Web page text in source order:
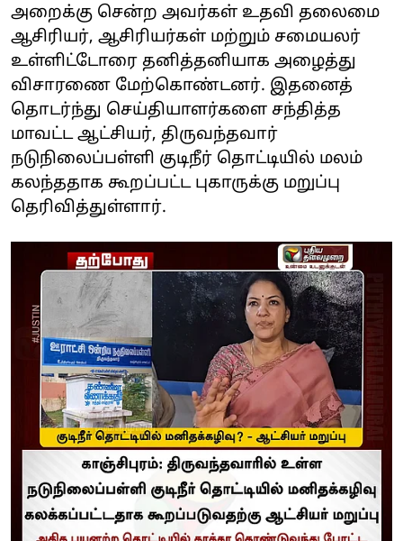
அறைக்கு சென்ற அவர்கள் உதவி தலைமை
ஆசிரியர், ஆசிரியர்கள் மற்றும் சமையலர்
உள்ளிட்டோரை தனித்தனியாக அழைத்து
விசாரணை மேற்கொண்டனர். இதனைத்
தொடர்ந்து செய்தியாளர்களை சந்தித்த
மாவட்ட ஆட்சியர், திருவந்தவார்
நடுநிலைப்பள்ளி குடிநீர் தொட்டியில் மலம்
கலந்ததாக கூறப்பட்ட புகாருக்கு மறுப்பு
தெரிவித்துள்ளார்.